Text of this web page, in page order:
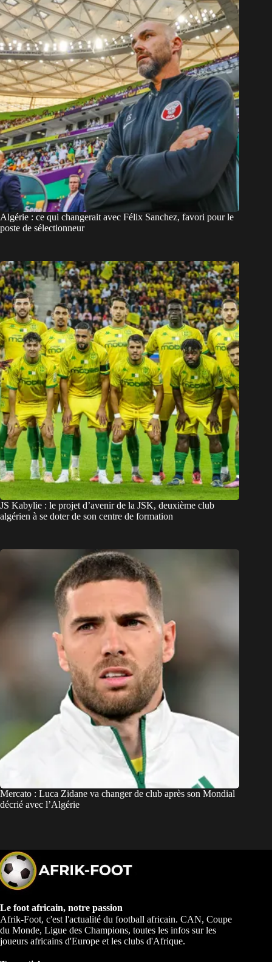
Algérie : ce qui changerait avec Félix Sanchez, favori pour le
poste de sélectionneur
JS Kabylie : le projet d’avenir de la JSK, deuxième club
algérien à se doter de son centre de formation
Mercato : Luca Zidane va changer de club après son Mondial
décrié avec l’Algérie
Le foot africain, notre passion
Afrik-Foot, c'est l'actualité du football africain. CAN, Coupe
du Monde, Ligue des Champions, toutes les infos sur les
joueurs africains d'Europe et les clubs d'Afrique.